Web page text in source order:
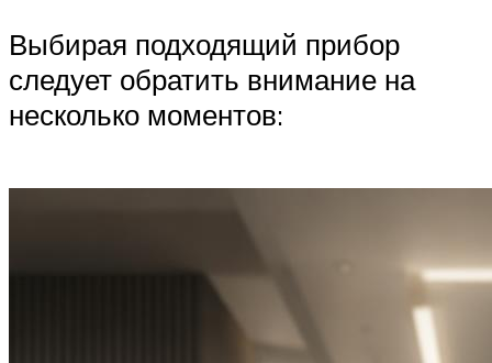
Выбирая подходящий прибор
следует обратить внимание на
несколько моментов: